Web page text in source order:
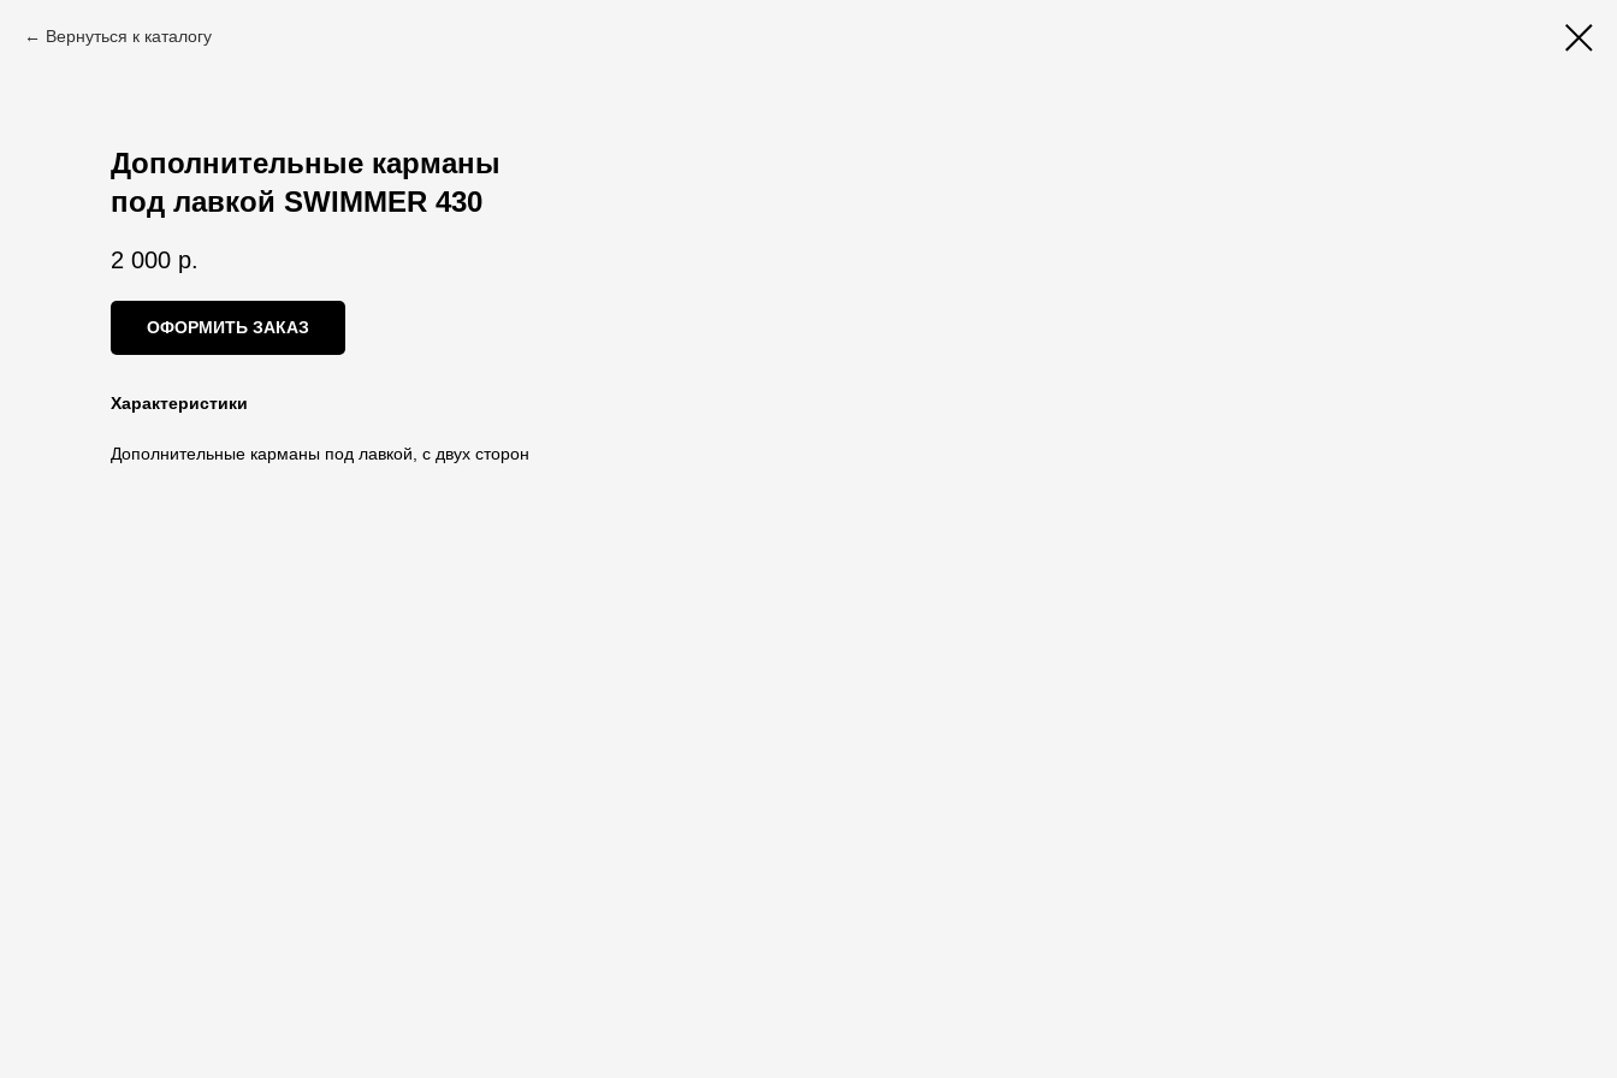
Вернуться к каталогу
Дополнительные карманы
под лавкой SWIMMER 430
2 000 р.
ОФОРМИТЬ ЗАКАЗ
Характеристики
Дополнительные карманы под лавкой, с двух сторон